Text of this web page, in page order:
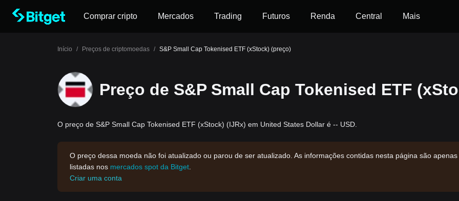
Comprar cripto Mercados Trading Futuros Renda Central Mais
Início / Preços de criptomoedas / S&P Small Cap Tokenised ETF (xStock) (preço)
Preço de S&P Small Cap Tokenised ETF
O preço de S&P Small Cap Tokenised ETF (xStock) (IJRx) em United States Dollar é -- USD.
O preço dessa moeda não foi atualizado ou parou de ser atualizado. As informações contidas nesta página são
listadas nos mercados spot da Bitget
Criar uma conta